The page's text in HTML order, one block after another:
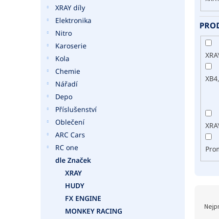
XRAY díly
Elektronika
Nitro
Karoserie
Kola
Chemie
Nářadí
Depo
Příslušenství
Oblečení
ARC Cars
RC one
dle Značek
FX ENGINE
HUDY
MONKEY RACING
XRAY
d